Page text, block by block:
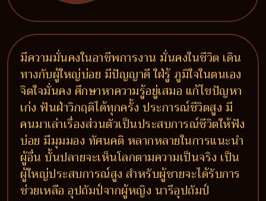
มีความมั่นคงในอาชีพการงาน มั่นคงในชีวิต เดิน
ทางกับผู้ใหญ่บ่อย มีปัญญาดี ใฝ่รู้ ภูมิใจในตนเอง
จิตใจมั่นคง ศึกษาหาความรู้อยู่เสมอ แก้ไขปัญหา
เก่ง ฟันฝ่าวิกฤติได้ทุกครั้ง ประการณ์ชีวิตสูง มี
คนมาเล่าเรื่องส่วนตัวเป็นประสบการณ์ชีวิตให้ฟัง
บ่อย มีมุมมอง ทัศนคติ หลากหลายในการแนะนำ
ผู้อื่น บั้นปลายจะเห็นโลกตามความเป็นจริง เป็น
ผู้ใหญ่ประสบการณ์สูง สำหรับผู้ชายจะได้รับการ
ช่วยเหลือ อุปถัมป์จากผู้หญิง นารีอุปถัมป์